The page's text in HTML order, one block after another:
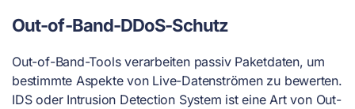
Out-of-Band-DDoS-Schutz
Out-of-Band-Tools verarbeiten passiv Paketdaten, um
bestimmte Aspekte von Live-Datenströmen zu bewerten.
IDS oder Intrusion Detection System ist eine Art von Out-